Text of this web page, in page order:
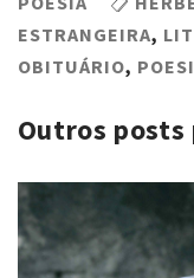
ESTRANGEIRA,
OBITUÁRIO,
Outros posts